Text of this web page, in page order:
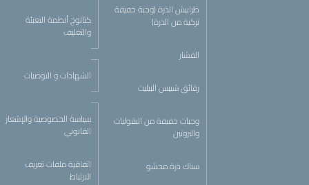
طرابيش الذرة (وجبة خفيفة
تركية من الذرة)
الفشار
رقائق شيبس البيليت
وجبات خفيفة من البقوليات
والبروتين
سناك ذرة محشو
كتالوج أنظمة التعبئة
والتغليف
الشهادات و التوصيات
سياسة الخصوصية والإشعار
القانوني
اتفاقية ملفات تعريف
الارتباط